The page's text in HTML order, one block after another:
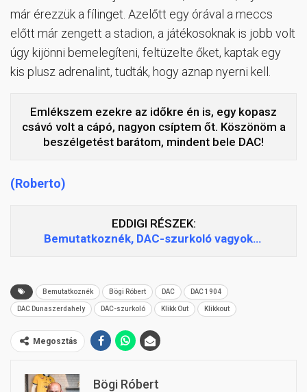
már érezzük a fílinget. Azelőtt egy órával a meccs
előtt már zengett a stadion, a játékosoknak is jobb volt
úgy kijönni bemelegíteni, feltüzelte őket, kaptak egy
kis plusz adrenalint, tudták, hogy aznap nyerni kell.
Emlékszem ezekre az időkre én is, egy kopasz
csávó volt a cápó, nagyon csíptem őt. Köszönöm a
beszélgetést barátom, mindent bele DAC!
(Roberto)
EDDIGI RÉSZEK:
Bemutatkoznék, DAC-szurkoló vagyok…
Bemutatkoznék Bögi Róbert DAC DAC 1904
DAC Dunaszerdahely DAC-szurkoló Klikk Out Klikkout
Megosztás
Bögi Róbert